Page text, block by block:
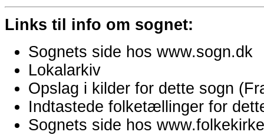
Links til info om sognet:
Sognets side hos www.sogn.dk
Lokalarkiv
Opslag i kilder for dette sogn
Indtastede folketællinger for
Sognets side hos